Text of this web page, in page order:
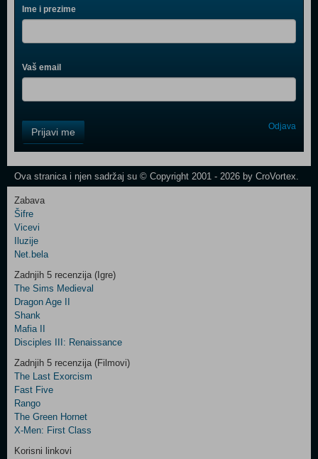
Ime i prezime
Vaš email
Field
One
Newsletter
Control
Field
Two
Newsletter
Control
Field
Three
Newsletter
Prijavi me Odjava
Ova stranica i njen sadržaj su © Copyright 2001 - 2026 by CroVortex.
Zabava
Šifre
Vicevi
Iluzije
Net.bela
Zadnjih 5 recenzija (Igre)
The Sims Medieval
Dragon Age II
Shank
Mafia II
Disciples III: Renaissance
Zadnjih 5 recenzija (Filmovi)
The Last Exorcism
Fast Five
Rango
The Green Hornet
X-Men: First Class
Korisni linkovi